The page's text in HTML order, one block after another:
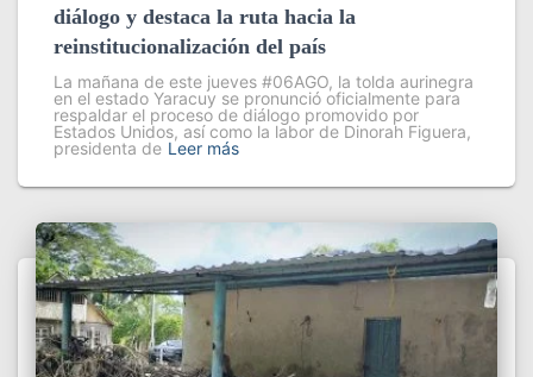
diálogo y destaca la ruta hacia la
reinstitucionalización del país
La mañana de este jueves #06AGO, la tolda aurinegra
en el estado Yaracuy se pronunció oficialmente para
respaldar el proceso de diálogo promovido por
Estados Unidos, así como la labor de Dinorah Figuera,
presidenta de Leer más